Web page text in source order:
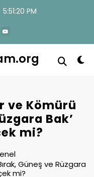
5:51:21 PM
ve Kömürü
Bak’
mi?
Güneş ve Rüzgara
mi?